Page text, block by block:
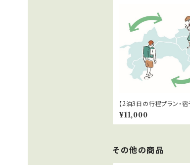
【2泊3日の行程プラン・
行】お遍路行程計画サポー
¥11,000
その他の商品